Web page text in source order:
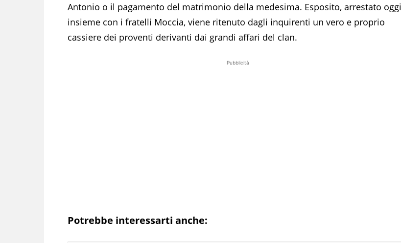
Antonio o il pagamento del matrimonio della medesima. Esposito, arrestato oggi
insieme con i fratelli Moccia, viene ritenuto dagli inquirenti un vero e proprio
cassiere dei proventi derivanti dai grandi affari del clan.
Pubblicità
Potrebbe interessarti anche: